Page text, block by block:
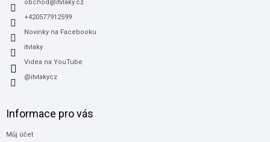
obchod@itvlaky.cz
+420577912599
Novinky na Facebooku
itvlaky
Videa na YouTube
@itvlakycz
Informace pro vás
Můj účet